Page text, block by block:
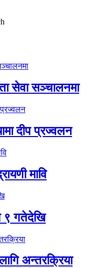
सेवा सञ्चालनमा
दीप प्रज्वलन
मावि
९ गतेदेखि
अन्तरक्रिया